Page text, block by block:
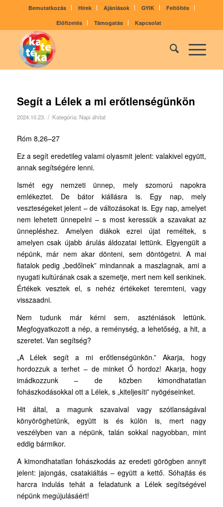
Bemutatkozás Hírek Ajánlások GYIK
Feltöltés
Előfizetés
Támogatás Kapcsolat
Segít a Lélek a mi erőtlenségünkön
2024.10.23. / Kategória: Napi áhítat
Róm 8,26–27
Ez a segít eredetileg valami olyasmit jelent: valakivel együtt,
annak segítségére lenni.
Ismét egy nemzeti ünnep, mely szomorú napokra
emlékeztet. De bátor kiállásra is. Egy nap, mely
veszteségeket jelent – de változásokat is. Egy nap, amelyet
nem lehetett ünnepelni – s most keressük a szavakat az
ünnepléshez. Amelyen diákok ezrei újat reméltek, s
amelyen csak újabb árulás áldozatai lettünk. Elgyengült a
népünk, már nem akar dönteni, sem döntögetni. A mai
fiatalok pedig „bedőlnek” mindannak a maszlagnak, ami a
nyugati kultúrának csak a szemetje, mert nem kell senkinek.
Értékek vesztek el, s nehéz értékeket teremteni, vagy
visszaadni.
Nem tudunk már kérni sem, aszténiások lettünk.
Megfogyatkozott a nép, a reménység, a lehetőség, a hit, a
szeretet. Van segítség?
„A Lélek segít a mi erőtlenségünkön.” Akarja, hogy
hordozzuk a terhet – de minket Ő hordoz! Akarja, hogy
imádkozzunk – de közben kimondhatatlan
fohászkodásokkal ott a Lélek, s „kiteljesíti” nyögéseinket.
Hit által, a magunk szavaival vagy szótlanságával
könyöröghetünk, együtt is és külön is, mert nagy
veszélyben van a népünk, talán sokkal nagyobban, mint
eddig bármikor.
A kimondhatatlan fohászkodás az eredeti görögben annyit
jelent: jajongás, csatakiáltás – együtt a kettő. Sóhajtás és
harcra indulás tehát a feladatunk a Lélek segítségével
népünk megújulásáért!